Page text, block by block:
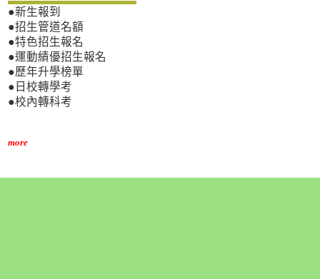
●新生報到
●招生管道名額
●特色招生報名
●運動績優招生報名
●歷年升學榜單
●日校轉學考
●校內轉科考
more